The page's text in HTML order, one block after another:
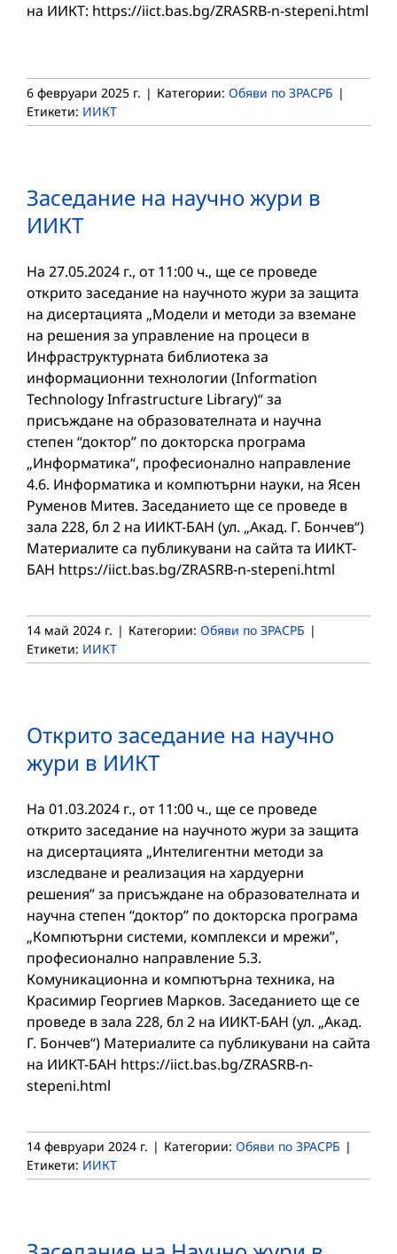
на ИИКТ: https://iict.bas.bg/ZRASRB-n-stepeni.html
6 февруари 2025 г. | Категории: Обяви по ЗРАСРБ |
Етикети: ИИКТ
Заседание на научно жури в
ИИКТ
На 27.05.2024 г., от 11:00 ч., ще се проведе
открито заседание на научното жури за защита
на дисертацията „Модели и методи за вземане
на решения за управление на процеси в
Инфраструктурната библиотека за
информационни технологии (Information
Technology Infrastructure Library)“ за
присъждане на образователната и научна
степен “доктор” по докторска програма
„Информатика“, професионално направление
4.6. Информатика и компютърни науки, на Ясен
Руменов Митев. Заседанието ще се проведе в
зала 228, бл 2 на ИИКТ-БАН (ул. „Акад. Г. Бончев“)
Материалите са публикувани на сайта та ИИКТ-
БАН https://iict.bas.bg/ZRASRB-n-stepeni.html
14 май 2024 г. | Категории: Обяви по ЗРАСРБ |
Етикети: ИИКТ
Открито заседание на научно
жури в ИИКТ
На 01.03.2024 г., от 11:00 ч., ще се проведе
открито заседание на научното жури за защита
на дисертацията „Интелигентни методи за
изследване и реализация на хардуерни
решения” за присъждане на образователната и
научна степен “доктор” по докторска програма
„Компютърни системи, комплекси и мрежи”,
професионално направление 5.3.
Комуникационна и компютърна техника, на
Красимир Георгиев Марков. Заседанието ще се
проведе в зала 228, бл 2 на ИИКТ-БАН (ул. „Акад.
Г. Бончев“) Материалите са публикувани на сайта
на ИИКТ-БАН https://iict.bas.bg/ZRASRB-n-
stepeni.html
14 февруари 2024 г. | Категории: Обяви по ЗРАСРБ |
Етикети: ИИКТ